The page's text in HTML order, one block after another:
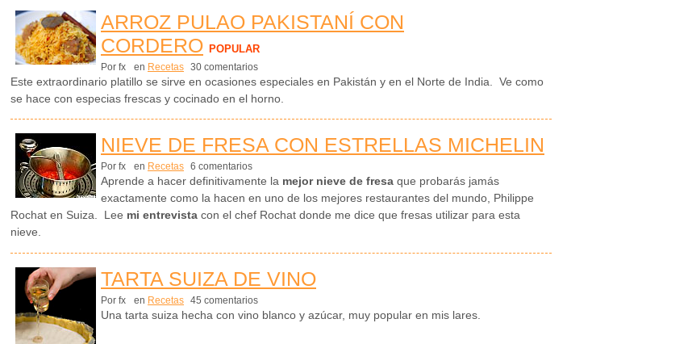
ARROZ PULAO PAKISTANÍ CON
CORDERO POPULAR
Por fx en Recetas 30 comentarios
Este extraordinario platillo se sirve en ocasiones especiales en Pakistán y en el Norte de India. Ve como
se hace con especias frescas y cocinado en el horno.
NIEVE DE FRESA CON ESTRELLAS MICHELIN
Por fx en Recetas 6 comentarios
Aprende a hacer definitivamente la mejor nieve de fresa que probarás jamás
exactamente como la hacen en uno de los mejores restaurantes del mundo, Philippe
Rochat en Suiza. Lee mi entrevista con el chef Rochat donde me dice que fresas utilizar para esta
nieve.
TARTA SUIZA DE VINO
Por fx en Recetas 45 comentarios
Una tarta suiza hecha con vino blanco y azúcar, muy popular en mis lares.